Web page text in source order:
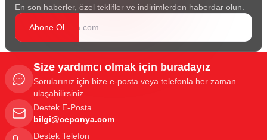
En son haberler, özel teklifler ve indirimlerden haberdar olun.
Abone Ol
Size yardımcı olmak için buradayız
Sorularınız için bize e-posta veya telefonla her zaman
ulaşabilirsiniz.
Destek E-Posta
bilgi@ceponya.com
Destek Telefon